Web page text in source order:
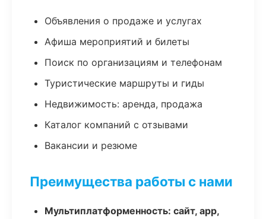
Объявления о продаже и услугах
Афиша мероприятий и билеты
Поиск по организациям и телефонам
Туристические маршруты и гиды
Недвижимость: аренда, продажа
Каталог компаний с отзывами
Вакансии и резюме
Преимущества работы с нами
Мультиплатформенность: сайт, app,